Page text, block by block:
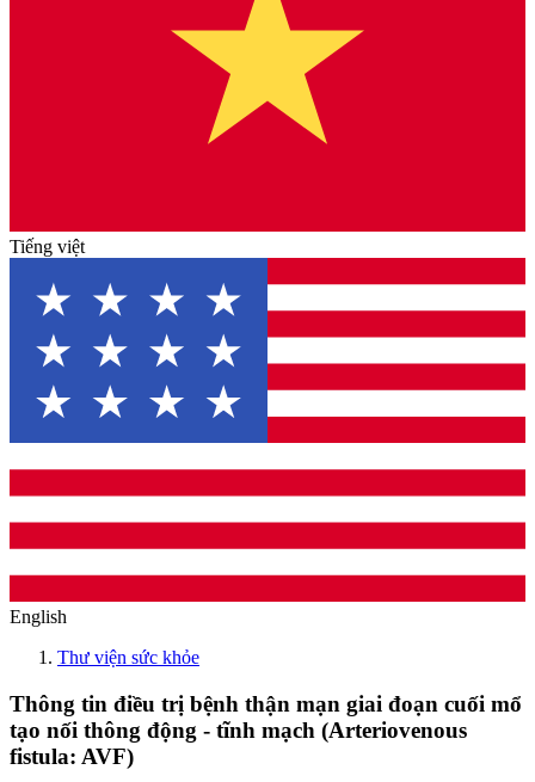
Tiếng việt
English
Thư viện sức khỏe
Thông tin điều trị bệnh thận mạn giai đoạn cuối mổ
tạo nối thông động - tĩnh mạch (Arteriovenous
fistula: AVF)